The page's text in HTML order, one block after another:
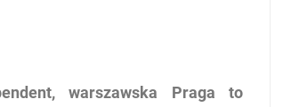
warszawska Praga to